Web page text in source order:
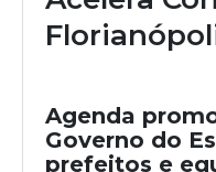
Agenda
Governo do
prefeitos e